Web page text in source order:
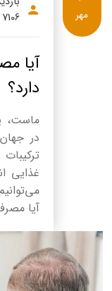
7106
آیا
دارد؟
ماست،
در
غذایی
آیا
مهر